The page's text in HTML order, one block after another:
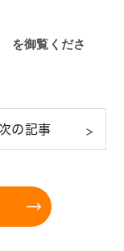
を御覧くださ